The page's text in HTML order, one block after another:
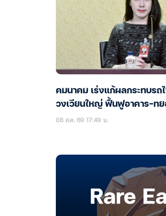
คมนาคม เร่งแก้ผลกระทบรถ
วงเวียนใหญ่ ฟื้นฟูอาคาร-ทย
08 ส.ค. 69 17:49 น.